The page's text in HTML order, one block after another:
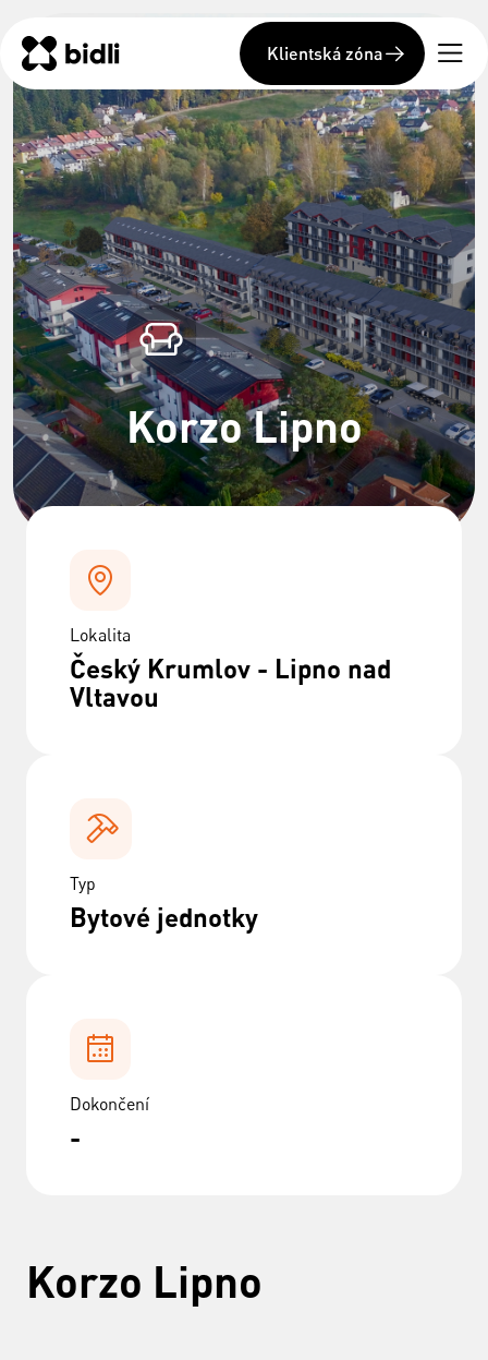
Klientská zóna
Korzo Lipno
Lokalita
Český Krumlov - Lipno nad
Vltavou
Typ
Bytové jednotky
Dokončení
-
Korzo Lipno